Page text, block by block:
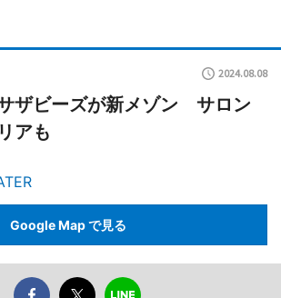
2024.08.08
ザビーズが新メゾン サロン
アも
Google Map で見る